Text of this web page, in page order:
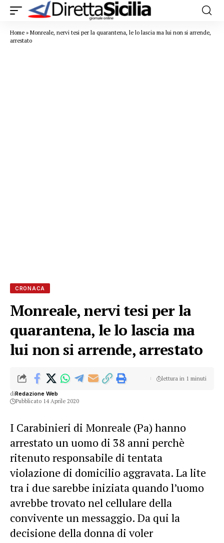
Home » Monreale, nervi tesi per la quarantena, le lo lascia ma lui non si arrende,
arrestato
CRONACA
Monreale, nervi tesi per la
quarantena, le lo lascia ma
lui non si arrende, arrestato
diRedazione Web
Pubblicato 14 Aprile 2020
lettura in 1 minuti
I Carabinieri di Monreale (Pa) hanno
arrestato un uomo di 38 anni perchè
ritenuto responsabile di tentata
violazione di domicilio aggravata. La lite
tra i due sarebbe iniziata quando l’uomo
avrebbe trovato nel cellulare della
convivente un messaggio. Da qui la
decisione della donna di voler